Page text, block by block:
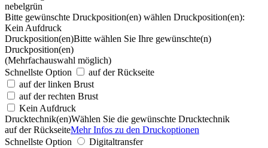
nebelgrün
Bitte gewünschte Druckposition(en) wählen Druckposition(en):
Kein Aufdruck
Druckposition(en)Bitte wählen Sie Ihre gewünschte(n)
Druckposition(en)
(Mehrfachauswahl möglich)
Schnellste Option
auf der Rückseite
auf der linken Brust
auf der rechten Brust
Kein Aufdruck
Drucktechnik(en)Wählen Sie die gewünschte Drucktechnik
auf der RückseiteMehr Infos zu den Druckoptionen
Schnellste Option
Digitaltransfer